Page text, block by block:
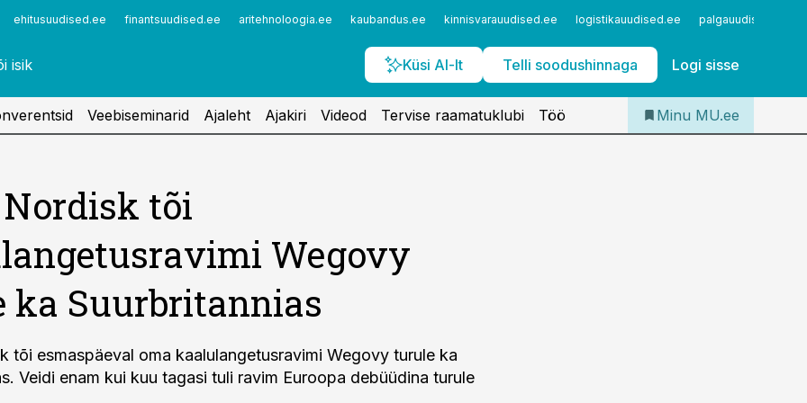
ehitusuudised.ee finantsuudised.ee aritehnoloogia.ee kaubandus.ee kinnisvarauudised.ee logistikauudised.ee palgauudised.ee
Küsi AI-lt Telli soodushinnaga Logi sisse
Iseteenindus
Telli Meditsiiniuudised
Veebiseminarid Ajaleht Ajakiri Videod Tervise raamatuklubi Töö Minu MU.ee
tõi
Wegovy
ka Suurbritannias
tõi esmaspäeval oma kaalulangetusravimi Wegovy turule ka
Veidi enam kui kuu tagasi tuli ravim Euroopa debüüdina turule